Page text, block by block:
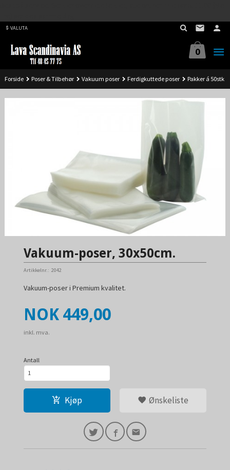
VALUTA
0
Forside Poser & Tilbehør Vakuum poser Ferdigkuttede poser Pakker á 50stk
Vakuum-poser, 30x50cm.
Artikkelnr.: 2042
Vakuum-poser i Premium kvalitet.
Pris
NOK 449,00
inkl. mva.
Antall
Kjøp Ønskeliste